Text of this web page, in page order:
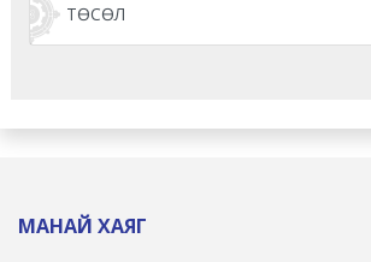
ТӨСӨЛ
МАНАЙ ХАЯГ